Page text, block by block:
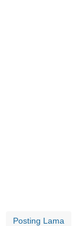
Posting Lama